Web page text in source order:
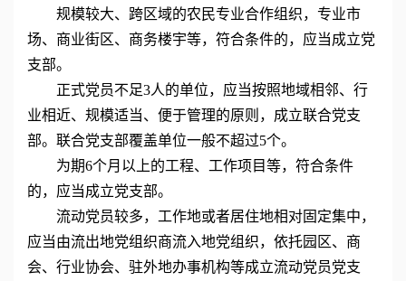
规模较大、跨区域的农民专业合作组织，专业市
场、商业街区、商务楼宇等，符合条件的，应当成立党
支部。
正式党员不足3人的单位，应当按照地域相邻、行
业相近、规模适当、便于管理的原则，成立联合党支
部。联合党支部覆盖单位一般不超过5个。
为期6个月以上的工程、工作项目等，符合条件
的，应当成立党支部。
流动党员较多，工作地或者居住地相对固定集中，
应当由流出地党组织商流入地党组织，依托园区、商
会、行业协会、驻外地办事机构等成立流动党员党支